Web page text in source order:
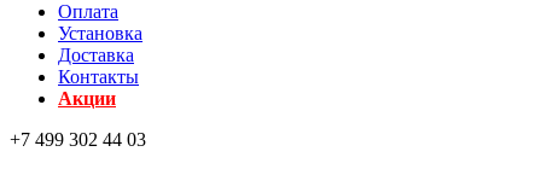
Оплата
Установка
Доставка
Контакты
Акции
+7 499 302 44 03